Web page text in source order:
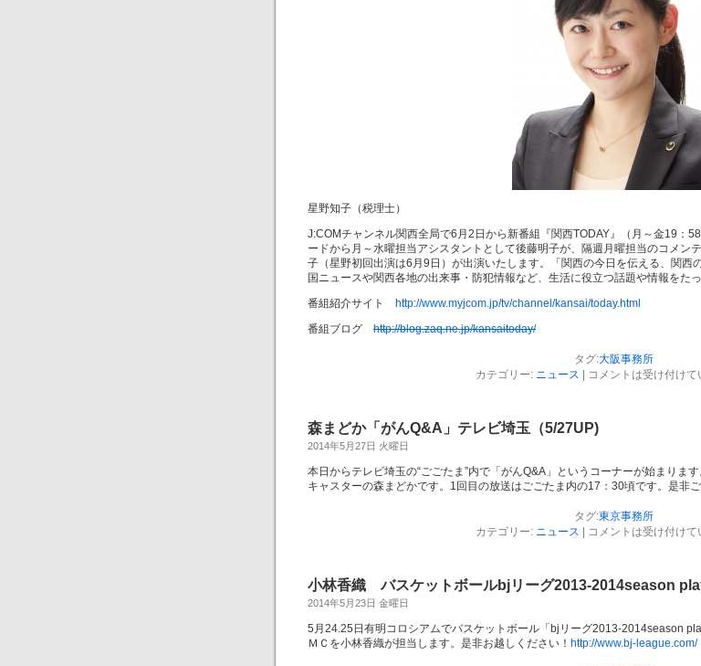
星野知子（税理士）
J:COMチャンネル関西全局で6月2日から新番組『関西TODAY』（月～金19：
ードから月～水曜担当アシスタントとして後藤明子が、隔週月曜担当のコメン
子（星野初回出演は6月9日）が出演いたします。「関西の今日を伝える、関西
国ニュースや関西各地の出来事・防犯情報など、生活に役立つ話題や情報をた
番組紹介サイト http://www.myjcom.jp/tv/channel/kansai/today.html
番組ブログ http://blog.zaq.ne.jp/kansaitoday/
タグ:大阪事務所
カテゴリー: ニュース コメントは受け付けて
森まどか「がんQ&A」テレビ埼玉（5/27UP)
2014年5月27日 火曜日
本日からテレビ埼玉の“ごごたま”内で「がんQ&A」というコーナーが始まりま
キャスターの森まどかです。1回目の放送はごごたま内の17：30頃です。是非ご
タグ:東京事務所
カテゴリー: ニュース コメントは受け付けて
小林香織 バスケットボールbjリーグ2013-2014season
2014年5月23日 金曜日
5月24.25日有明コロシアムでバスケットボール「bjリーグ2013-2014season
ＭＣを小林香織が担当します。是非お越しください！ http://www.bj-league.com/